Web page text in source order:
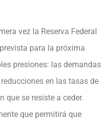
vez la Reserva Federal
para la próxima
presiones: las demandas
en las tasas de
que se resiste a ceder.
que permitirá que